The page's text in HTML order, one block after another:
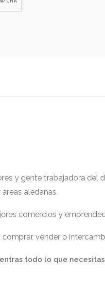
y gente trabajadora del
aledañas.
comercios y
vender o
todo lo que